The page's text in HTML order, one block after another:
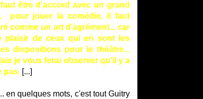
être d'accord avec un grand
pour jouer la comédie, il faut
comme un art d'agrément... car
plaisir de ceux qui en sont les
dispositions pour le théâtre...
je vous ferai observer qu'il y a
pas. [...]
en quelques mots, c'est tout Guitry